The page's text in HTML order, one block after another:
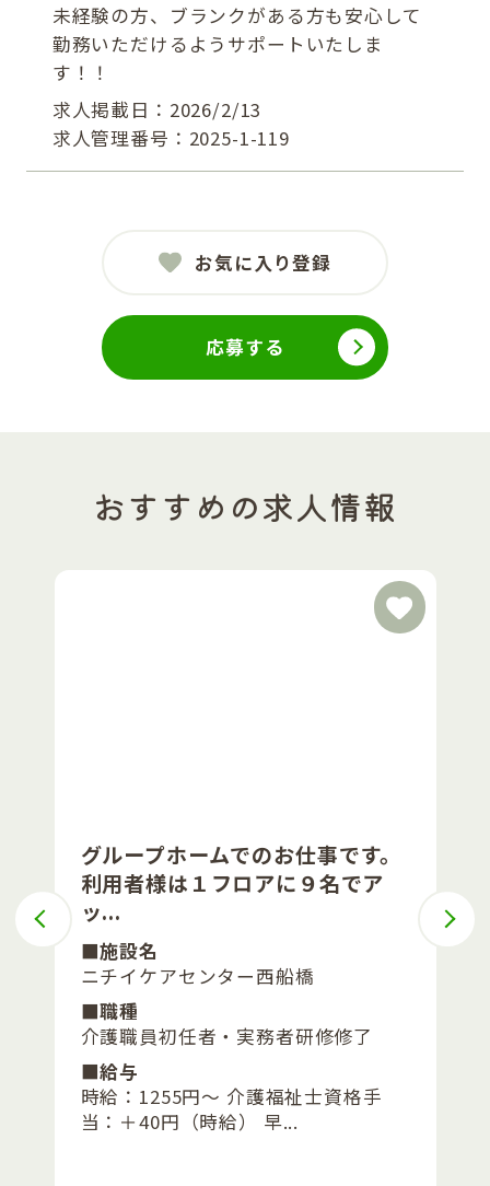
未経験の方、ブランクがある方も安心して
勤務いただけるようサポートいたしま
す！！
求人掲載日：2026/2/13
求人管理番号：2025-1-119
お気に入り登録
応募する
おすすめの求人情報
グループホームでのお仕事です。
利用者様は１フロアに９名でア
ッ...
■施設名
ニチイケアセンター西船橋
■職種
介護職員初任者・実務者研修修了
■給与
時給：1255円～ 介護福祉士資格手
当：＋40円（時給） 早...